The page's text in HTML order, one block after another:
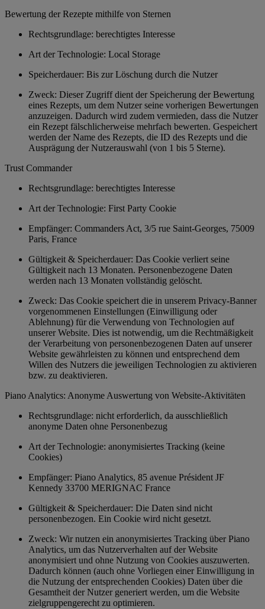
Bewertung der Rezepte mithilfe von Sternen
Rechtsgrundlage: berechtigtes Interesse
Art der Technologie: Local Storage
Speicherdauer: Bis zur Löschung durch die Nutzer
Zweck: Dieser Zugriff dient der Speicherung der Bewertung
eines Rezepts, um dem Nutzer seine vorherigen Bewertungen
anzuzeigen. Dadurch wird zudem vermieden, dass die Nutzer
ein Rezept fälschlicherweise mehrfach bewerten. Gespeichert
werden der Name des Rezepts, die ID des Rezepts und die
Ausprägung der Nutzerauswahl (von 1 bis 5 Sterne).
Trust Commander
Rechtsgrundlage: berechtigtes Interesse
Art der Technologie: First Party Cookie
Empfänger: Commanders Act, 3/5 rue Saint-Georges, 75009
Paris, France
Gültigkeit & Speicherdauer: Das Cookie verliert seine
Gültigkeit nach 13 Monaten. Personenbezogene Daten
werden nach 13 Monaten vollständig gelöscht.
Zweck: Das Cookie speichert die in unserem Privacy-Banner
vorgenommenen Einstellungen (Einwilligung oder
Ablehnung) für die Verwendung von Technologien auf
unserer Website. Dies ist notwendig, um die Rechtmäßigkeit
der Verarbeitung von personenbezogenen Daten auf unserer
Website gewährleisten zu können und entsprechend dem
Willen des Nutzers die jeweiligen Technologien zu aktivieren
bzw. zu deaktivieren.
Piano Analytics: Anonyme Auswertung von Website-Aktivitäten
Rechtsgrundlage: nicht erforderlich, da ausschließlich
anonyme Daten ohne Personenbezug
Art der Technologie: anonymisiertes Tracking (keine
Cookies)
Empfänger: Piano Analytics, 85 avenue Président JF
Kennedy 33700 MERIGNAC France
Gültigkeit & Speicherdauer: Die Daten sind nicht
personenbezogen. Ein Cookie wird nicht gesetzt.
Zweck: Wir nutzen ein anonymisiertes Tracking über Piano
Analytics, um das Nutzerverhalten auf der Website
anonymisiert und ohne Nutzung von Cookies auszuwerten.
Dadurch können (auch ohne Vorliegen einer Einwilligung in
die Nutzung der entsprechenden Cookies) Daten über die
Gesamtheit der Nutzer generiert werden, um die Website
zielgruppengerecht zu optimieren.